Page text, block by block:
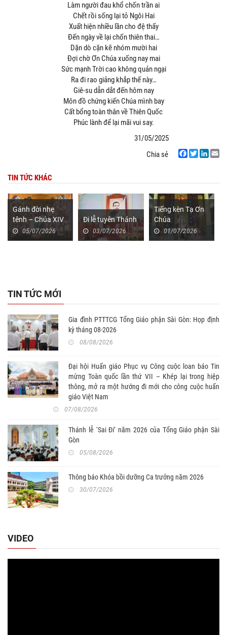
Làm người đau khổ chốn trần ai
Chết rồi sống lại tỏ Ngôi Hai
Xuất hiện nhiều lần cho đệ thấy
Đến ngày về lại chốn thiên thai…
Dặn dò cặn kẽ nhóm mười hai
Đợi chờ Ơn Chúa xuống nay mai
Sức mạnh Trời cao không quản ngại
Ra đi rao giảng khắp thế này…
Giê-su dẫn dắt đến hôm nay
Môn đồ chứng kiến Chúa mình bay
Cất bổng toàn thân về Thiên Quốc
Phúc lành để lại mãi vui say.
31/05/2025
Chia sẻ
TIN TỨC KHÁC
Gánh đời nhẹ
tênh – Chúa XIV
Thường niên năm
A
05/07/2026
Đi lễ tuyên Thánh
03/07/2026
Tiếng kèn Tạ Ơn
Chúa
01/07/2026
TIN TỨC MỚI
Gia đình PTTTCG Tổng Giáo phận Sài Gòn: Họp định
kỳ tháng 08-2026
08/08/2026
Đại hội Huấn giáo Phục vụ Công cuộc loan báo Tin
mừng Toàn quốc lần thứ VII – Khép lại trong hiệp
thông, mở ra một hướng đi mới cho công cuộc huấn
giáo Việt Nam
07/08/2026
Thánh lễ ‘Sai Đi’ năm 2026 của Tổng Giáo phận Sài
Gòn
05/08/2026
Thông báo Khóa bồi dưỡng Ca trưởng năm 2026
30/07/2026
VIDEO